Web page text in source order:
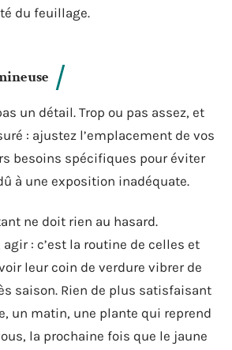
du feuillage.
un détail. Trop ou pas assez, et
: ajustez l’emplacement de vos
besoins spécifiques pour éviter
à une exposition inadéquate.
ne doit rien au hasard.
: c’est la routine de celles et
leur coin de verdure vibrer de
saison. Rien de plus satisfaisant
un matin, une plante qui reprend
la prochaine fois que le jaune